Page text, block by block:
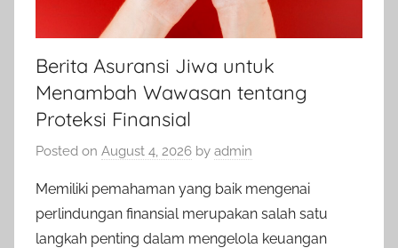
Berita Asuransi Jiwa untuk
Menambah Wawasan tentang
Proteksi Finansial
Posted on August 4, 2026 by admin
Memiliki pemahaman yang baik mengenai
perlindungan finansial merupakan salah satu
langkah penting dalam mengelola keuangan